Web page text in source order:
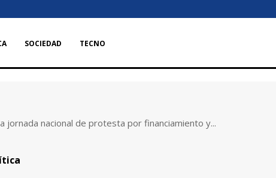
SOCIEDAD TECNO
jornada nacional de protesta por financiamiento y...